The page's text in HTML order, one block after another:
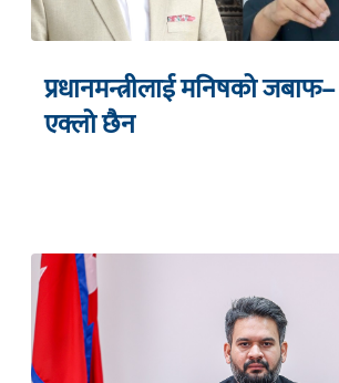
प्रधानमन्त्रीलाई मनिषको
एक्लो छैन